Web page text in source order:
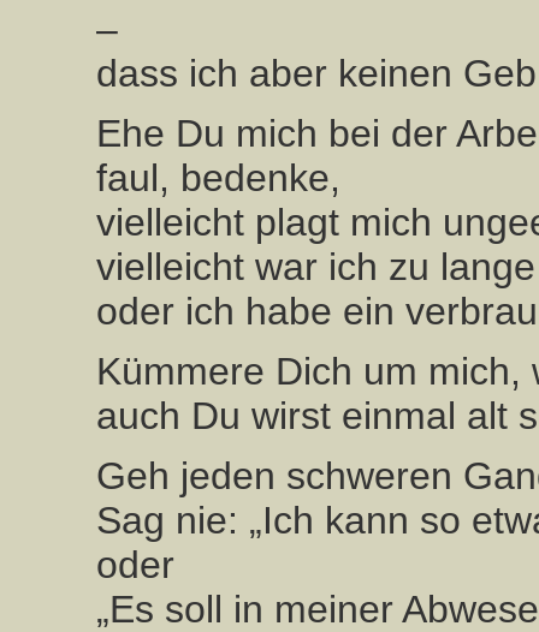
–
dass ich aber keinen
Ehe Du mich bei der
faul, bedenke,
vielleicht plagt mich
vielleicht war ich zu
oder ich habe ein
Kümmere Dich um mich,
auch Du wirst einmal alt
Geh jeden schweren
Sag nie: „Ich kann so
oder
„Es soll in meiner